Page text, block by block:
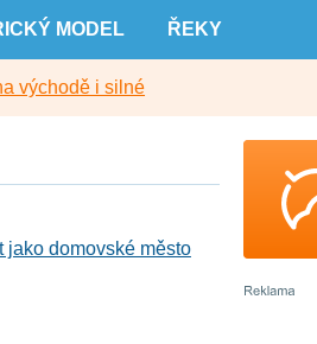
MODEL ŘEKY
východě i silné
jako domovské město